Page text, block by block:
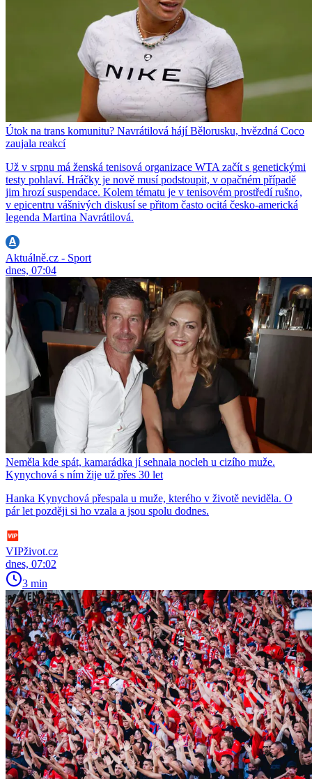
Útok na trans komunitu? Navrátilová hájí Bělorusku, hvězdná Coco
zaujala reakcí
Už v srpnu má ženská tenisová organizace WTA začít s genetickými
testy pohlaví. Hráčky je nově musí podstoupit, v opačném případě
jim hrozí suspendace. Kolem tématu je v tenisovém prostředí rušno,
v epicentru vášnivých diskusí se přitom často ocitá česko-americká
legenda Martina Navrátilová.
Aktuálně.cz - Sport
dnes, 07:04
Neměla kde spát, kamarádka jí sehnala nocleh u cizího muže.
Kynychová s ním žije už přes 30 let
Hanka Kynychová přespala u muže, kterého v životě neviděla. O
pár let později si ho vzala a jsou spolu dodnes.
VIPživot.cz
dnes, 07:02
3 min